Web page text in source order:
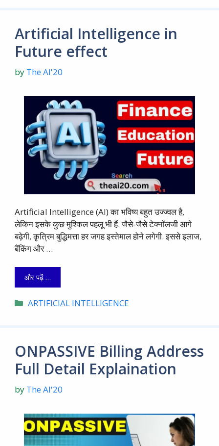
Artificial Intelligence in
Future effect
by The AI'20
Artificial Intelligence (AI) का भविष्य बहुत उज्ज्वल है,
लेकिन इसके कुछ मुश्किल पहलू भी हैं. जैसे-जैसे टेक्नॉलजी आगे
बढ़ेगी, कृत्रिम बुद्धिमत्ता हर जगह इस्तेमाल होने लगेगी. इससे इलाज,
बैंकिंग और …
और पढ़ें …
Categories
ARTIFICIAL INTELLIGENCE
ONPASSIVE Billing Address
Full Detail Explaination
by The AI'20